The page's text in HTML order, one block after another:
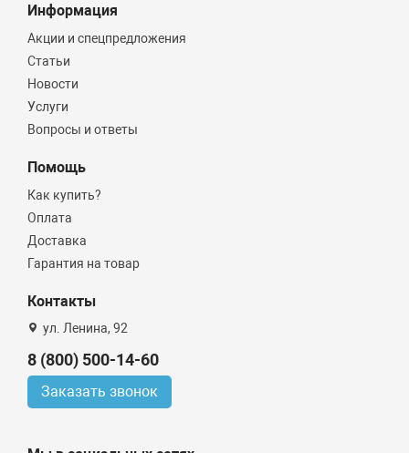
Информация
Акции и спецпредложения
Статьи
Новости
Услуги
Вопросы и ответы
Помощь
Как купить?
Оплата
Доставка
Гарантия на товар
Контакты
ул. Ленина, 92
8 (800) 500-14-60
Заказать звонок